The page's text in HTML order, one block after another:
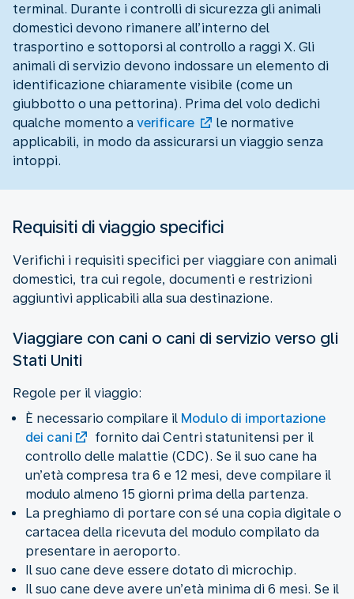
terminal. Durante i controlli di sicurezza gli animali
domestici devono rimanere all’interno del
trasportino e sottoporsi al controllo a raggi X. Gli
animali di servizio devono indossare un elemento di
identificazione chiaramente visibile (come un
giubbotto o una pettorina). Prima del volo dedichi
qualche momento a verificare
le normative
applicabili, in modo da assicurarsi un viaggio senza
intoppi.
Requisiti di viaggio specifici
Verifichi i requisiti specifici per viaggiare con animali
domestici, tra cui regole, documenti e restrizioni
aggiuntivi applicabili alla sua destinazione.
Viaggiare con cani o cani di servizio verso gli
Stati Uniti
Regole per il viaggio:
È necessario compilare il Modulo di importazione
dei cani
fornito dai Centri statunitensi per il
controllo delle malattie (CDC). Se il suo cane ha
un’età compresa tra 6 e 12 mesi, deve compilare il
modulo almeno 15 giorni prima della partenza.
La preghiamo di portare con sé una copia digitale o
cartacea della ricevuta del modulo compilato da
presentare in aeroporto.
Il suo cane deve essere dotato di microchip.
Il suo cane deve avere un’età minima di 6 mesi. Se il